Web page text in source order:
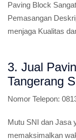
Paving Block
Pemasangan
menjaga Kualitas
3. Jual
Tangerang
Nomor Telepon:
Mutu SNI dan Jasa
memaksimalkan